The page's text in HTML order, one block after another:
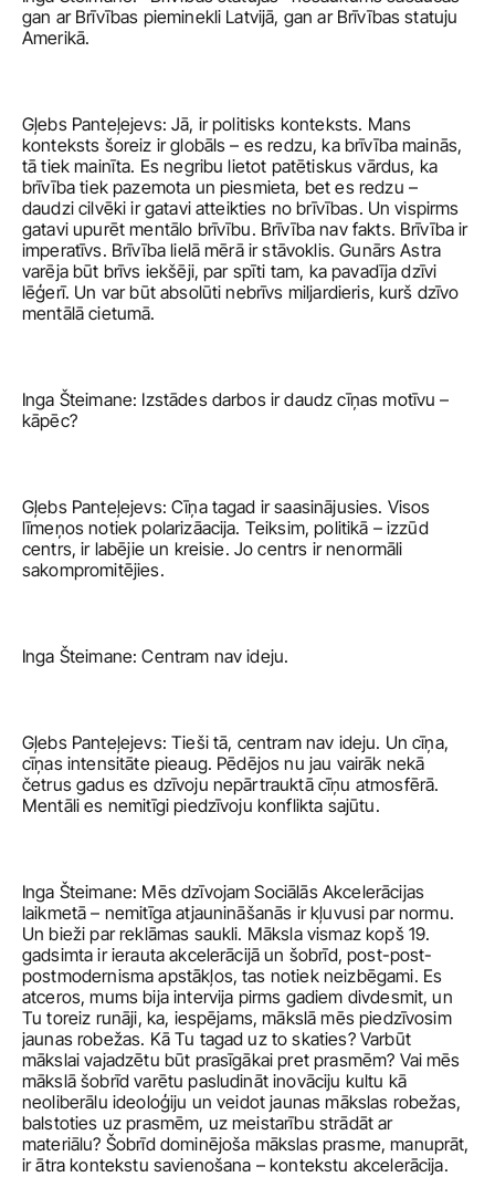
gan ar Brīvības pieminekli Latvijā, gan ar Brīvības statuju
Amerikā.
Gļebs Panteļejevs: Jā, ir politisks konteksts. Mans
konteksts šoreiz ir globāls – es redzu, ka brīvība mainās,
tā tiek mainīta. Es negribu lietot patētiskus vārdus, ka
brīvība tiek pazemota un piesmieta, bet es redzu –
daudzi cilvēki ir gatavi atteikties no brīvības. Un vispirms
gatavi upurēt mentālo brīvību. Brīvība nav fakts. Brīvība ir
imperatīvs. Brīvība lielā mērā ir stāvoklis. Gunārs Astra
varēja būt brīvs iekšēji, par spīti tam, ka pavadīja dzīvi
lēģerī. Un var būt absolūti nebrīvs miljardieris, kurš dzīvo
mentālā cietumā.
Inga Šteimane: Izstādes darbos ir daudz cīņas motīvu –
kāpēc?
Gļebs Panteļejevs: Cīņa tagad ir saasinājusies. Visos
līmeņos notiek polarizāacija. Teiksim, politikā – izzūd
centrs, ir labējie un kreisie. Jo centrs ir nenormāli
sakompromitējies.
Inga Šteimane: Centram nav ideju.
Gļebs Panteļejevs: Tieši tā, centram nav ideju. Un cīņa,
cīņas intensitāte pieaug. Pēdējos nu jau vairāk nekā
četrus gadus es dzīvoju nepārtrauktā cīņu atmosfērā.
Mentāli es nemitīgi piedzīvoju konflikta sajūtu.
Inga Šteimane: Mēs dzīvojam Sociālās Akcelerācijas
laikmetā – nemitīga atjaunināšanās ir kļuvusi par normu.
Un bieži par reklāmas saukli. Māksla vismaz kopš 19.
gadsimta ir ierauta akcelerācijā un šobrīd, post-post-
postmodernisma apstākļos, tas notiek neizbēgami. Es
atceros, mums bija intervija pirms gadiem divdesmit, un
Tu toreiz runāji, ka, iespējams, mākslā mēs piedzīvosim
jaunas robežas. Kā Tu tagad uz to skaties? Varbūt
mākslai vajadzētu būt prasīgākai pret prasmēm? Vai mēs
mākslā šobrīd varētu pasludināt inovāciju kultu kā
neoliberālu ideoloģiju un veidot jaunas mākslas robežas,
balstoties uz prasmēm, uz meistarību strādāt ar
materiālu? Šobrīd dominējoša mākslas prasme, manuprāt,
ir ātra kontekstu savienošana – kontekstu akcelerācija.